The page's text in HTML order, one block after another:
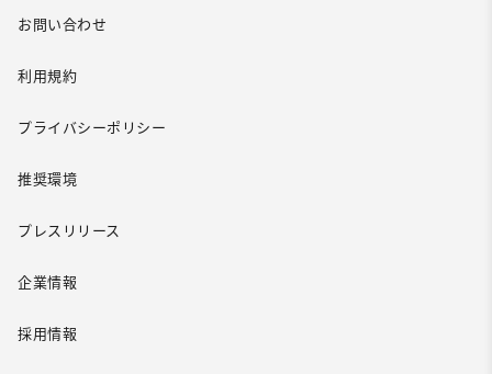
お問い合わせ
利用規約
プライバシーポリシー
推奨環境
プレスリリース
企業情報
採用情報